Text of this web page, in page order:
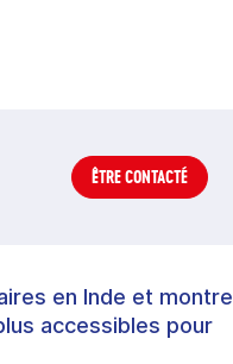
ÊTRE CONTACTÉ
en Inde et montre
accessibles pour